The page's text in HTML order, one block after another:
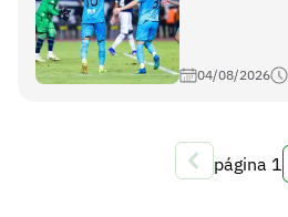
04/08/2026
página 1